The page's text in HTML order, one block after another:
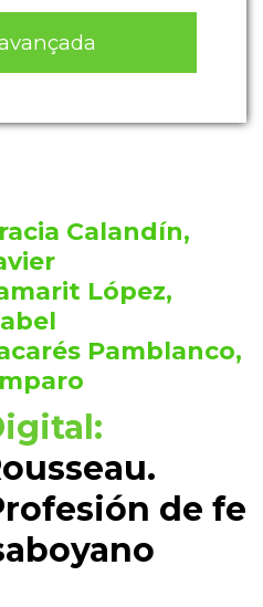
Calandín,
López,
Pamblanco,
de fe